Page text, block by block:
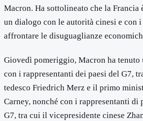
Macron. Ha sottolineato che la Francia
un dialogo con le autorità cinesi e con i
affrontare le disuguaglianze
Giovedì pomeriggio, Macron ha
con i rappresentanti dei paesi del G7,
tedesco Friedrich Merz e il primo
Carney, nonché con i rappresentanti di
G7, tra cui il vicepresidente cinese